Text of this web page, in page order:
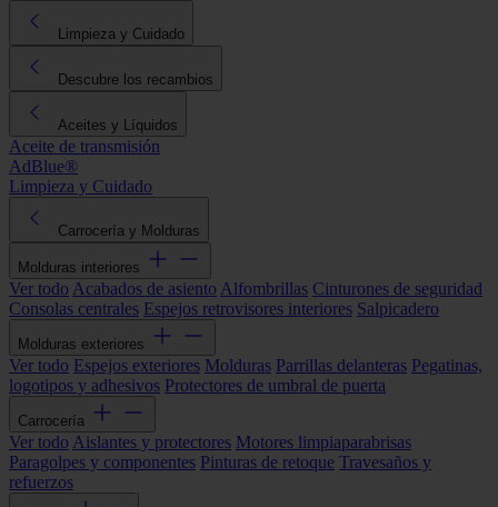
Limpieza y Cuidado
Descubre los recambios
Aceites y Líquidos
Aceite de transmisión
AdBlue®
Limpieza y Cuidado
Carrocería y Molduras
Molduras interiores
Ver todo Acabados de asiento Alfombrillas Cinturones de seguridad
Consolas centrales Espejos retrovisores interiores Salpicadero
Molduras exteriores
Ver todo Espejos exteriores Molduras Parrillas delanteras Pegatinas,
logotipos y adhesivos Protectores de umbral de puerta
Carrocería
Ver todo Aislantes y protectores Motores limpiaparabrisas
Paragolpes y componentes Pinturas de retoque Travesaños y
refuerzos